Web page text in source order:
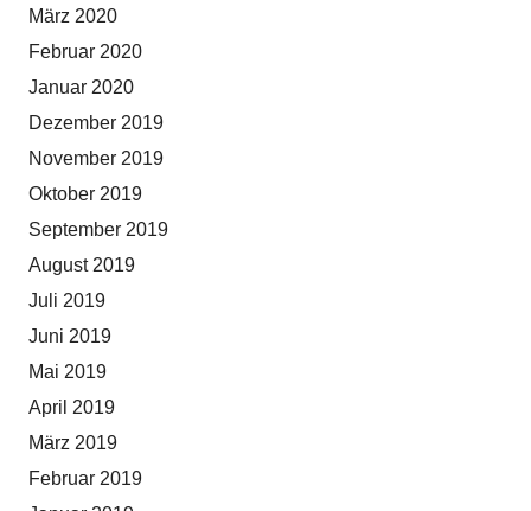
März 2020
Februar 2020
Januar 2020
Dezember 2019
November 2019
Oktober 2019
September 2019
August 2019
Juli 2019
Juni 2019
Mai 2019
April 2019
März 2019
Februar 2019